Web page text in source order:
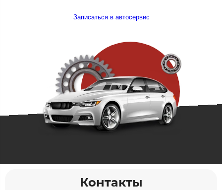
Записаться в автосервис
Контакты